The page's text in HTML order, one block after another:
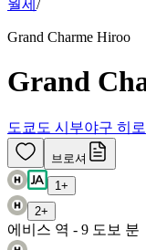
월세 /
Grand Charme Hiroo
Grand
도쿄도 시부야구 히
브로셔
1 +
2+
에비스 역 - 9 도보 분